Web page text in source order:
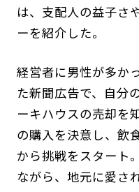
は、支配人の益子さ
ーを紹介した。
経営者に男性が多か
た新聞広告で、自分
ーキハウスの売却を
の購入を決意し、飲
から挑戦をスタート
ながら、地元に愛さ